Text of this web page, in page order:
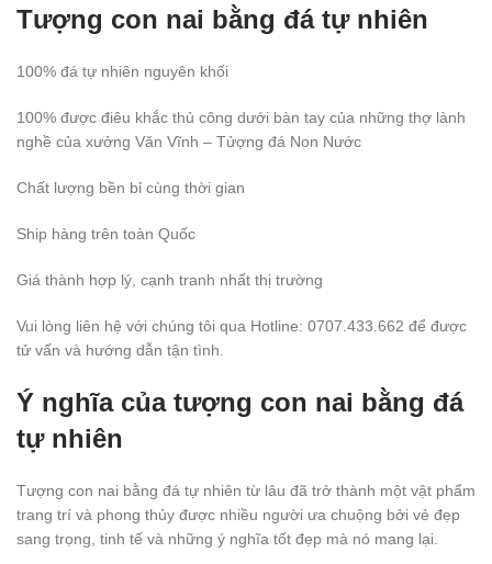
Tượng con nai bằng đá tự nhiên
100% đá tự nhiên nguyên khối
100% được điêu khắc thủ công dưới bàn tay của những thợ lành
nghề của xưởng Văn Vĩnh – Tửợng đá Non Nước
Chất lượng bền bỉ cùng thời gian
Ship hàng trên toàn Quốc
Giá thành hợp lý, cạnh tranh nhất thị trường
Vui lòng liên hệ với chúng tôi qua Hotline: 0707.433.662 để được
tử vấn và hướng dẫn tận tình.
Ý nghĩa của tượng con nai bằng đá
tự nhiên
Tượng con nai bằng đá tự nhiên từ lâu đã trở thành một vật phẩm
trang trí và phong thủy được nhiều người ưa chuộng bởi vẻ đẹp
sang trọng, tinh tế và những ý nghĩa tốt đẹp mà nó mang lại.